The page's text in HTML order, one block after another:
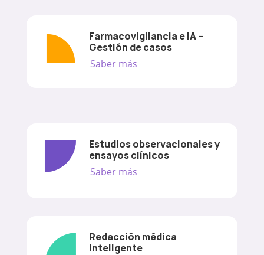
Farmacovigilancia e IA –
Gestión de casos
Saber más
Estudios observacionales y
ensayos clínicos
Saber más
Redacción médica
inteligente